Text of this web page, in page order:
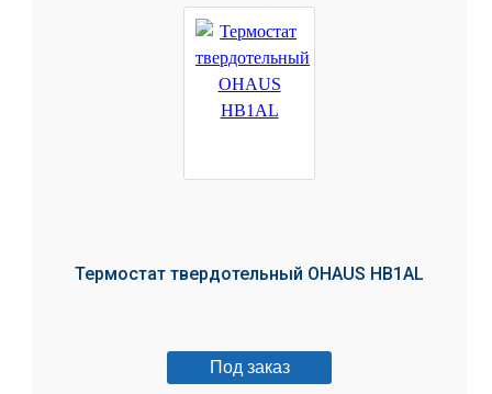
Термостат твердотельный OHAUS HB1AL
Под заказ